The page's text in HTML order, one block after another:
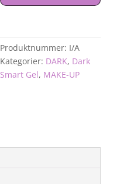
Produktnummer: I/A
Kategorier: DARK, Dark
Smart Gel, MAKE-UP